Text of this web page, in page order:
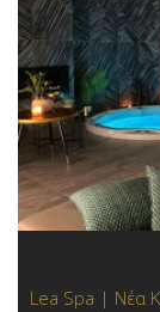
Lea Spa | Νέα